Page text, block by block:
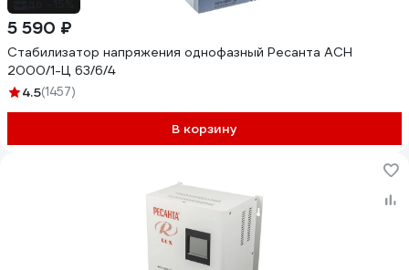
5 590 ₽
Стабилизатор напряжения однофазный Ресанта АСН
2000/1-Ц 63/6/4
4.5(1457)
В корзину